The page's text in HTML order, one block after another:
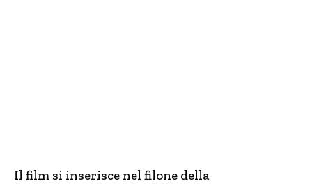
Il film si inserisce nel filone della